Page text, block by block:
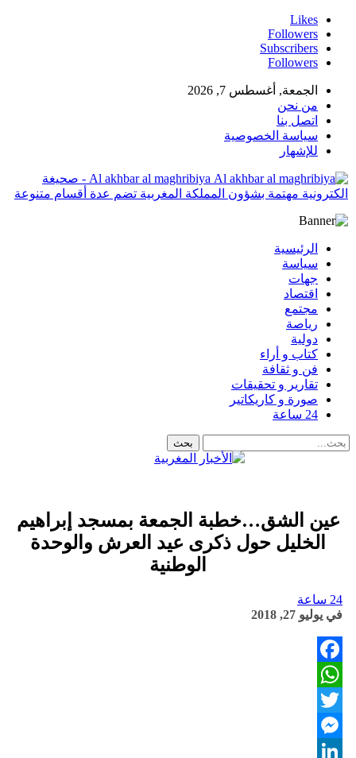
Likes
Followers
Subscribers
Followers
الجمعة, أغسطس 7, 2026
من نحن
اتصل بنا
سياسة الخصوصية
للإشهار
Al akhbar al maghribiya - صحيغة
الكترونية مهتمة بشؤون المملكة المغربية تضم عدة أقسام متنوعة
الرئيسية
سياسة
جهات
اقتصاد
مجتمع
رياصة
دولية
كتاب و أراء
فن و ثقافة
تقارير و تحقيقات
صورة و كاريكاتير
24 ساعة
عين الشق…خطبة الجمعة بمسجد إبراهيم
الخليل حول ذكرى عيد العرش والوحدة
الوطنية
24 ساعة
في يوليو 27, 2018
Facebook
WhatsApp
Twitter
Messenger